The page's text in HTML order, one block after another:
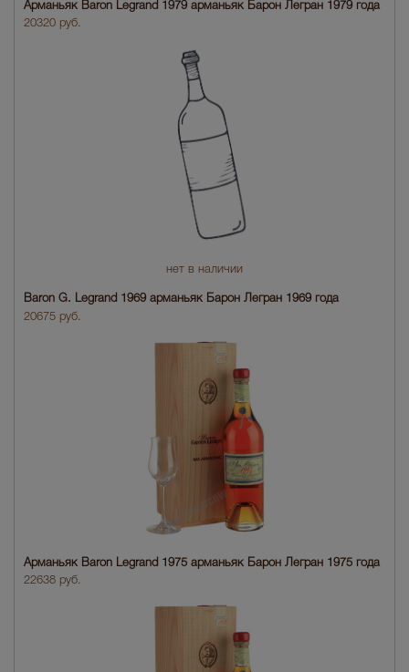
Арманьяк Baron Legrand 1979 арманьяк Барон Легран 1979 года
20320 руб.
нет в наличии
Baron G. Legrand 1969 арманьяк Барон Легран 1969 года
20675 руб.
Арманьяк Baron Legrand 1975 арманьяк Барон Легран 1975 года
22638 руб.